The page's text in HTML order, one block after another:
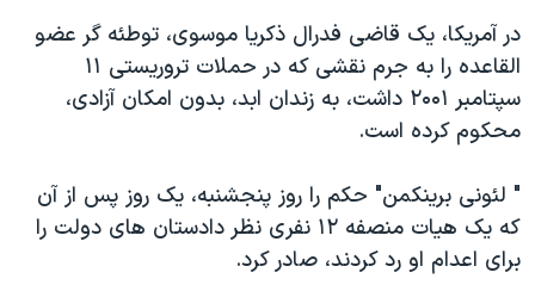
صفحه
اصلی
جهش
به
جستجو
جهان
ورزشی
گزیده‌ها
ویژه برنامه‌ها
ویدیوها
فرهنگ و زندگی
حقوق شهروندی
صفحه‌های ویژه
جام جهانی ۲۰۲۶
عملیات خشم حماسی
بایگانی برنامه‌های تلویزیونی
مستندها
انتخابات ریاست جمهوری آمریکا ۲۰۲۴
فرکانس‌های صدای آمریکا
پخش رادیویی
دنبال کنید
در آمریکا، یک قاضی فدرال ذکریا موسوی، توطئه گر عضو
القاعده را به جرم نقشی که در حملات تروریستی ۱۱
سپتامبر ۲۰۰۱ داشت، به زندان ابد، بدون امکان آزادی،
محکوم کرده است.
" لئونی برینکمن" حکم را روز پنجشنبه، یک روز پس از آن
که یک هیات منصفه ۱۲ نفری نظر دادستان های دولت را
برای اعدام او رد کردند، صادر کرد.